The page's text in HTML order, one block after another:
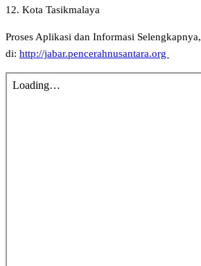
12. Kota Tasikmalaya
Proses Aplikasi dan Informasi Selengkapnya,
di: http://jabar.pencerahnusantara.org